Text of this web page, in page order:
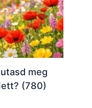
meg
(780)